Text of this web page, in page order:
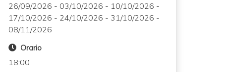
26/09/2026 - 03/10/2026 - 10/10/2026 -
17/10/2026 - 24/10/2026 - 31/10/2026 -
08/11/2026
Orario
18:00